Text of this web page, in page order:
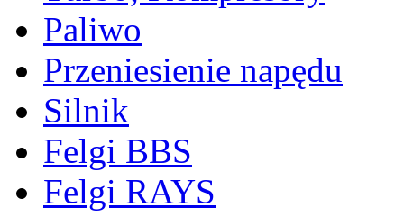
Paliwo
Przeniesienie napędu
Silnik
Felgi BBS
Felgi RAYS